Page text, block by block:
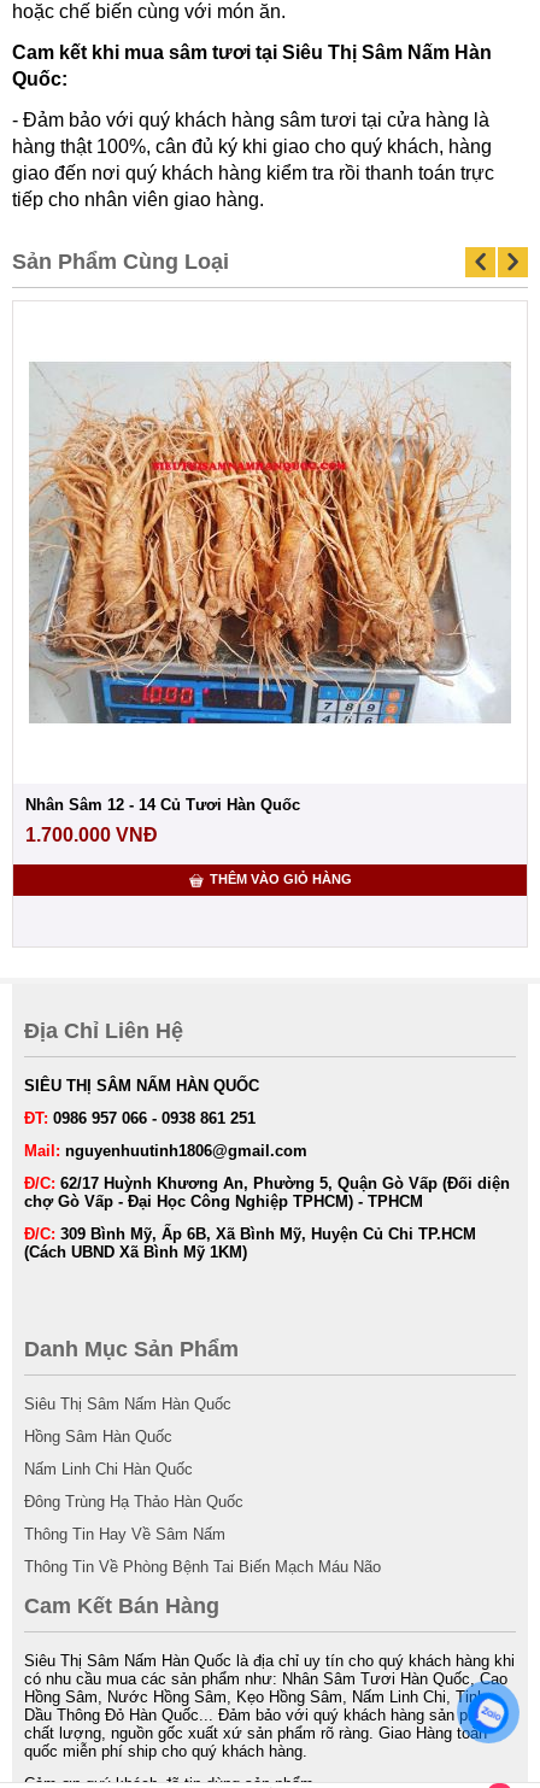
hoặc chế biến cùng với món ăn.
Cam kết khi mua sâm tươi tại Siêu Thị Sâm Nấm Hàn
Quốc:
- Đảm bảo với quý khách hàng sâm tươi tại cửa hàng là
hàng thật 100%, cân đủ ký khi giao cho quý khách, hàng
giao đến nơi quý khách hàng kiểm tra rồi thanh toán trực
tiếp cho nhân viên giao hàng.
Sản Phẩm Cùng Loại
Nhân Sâm 12 - 14 Củ Tươi Hàn Quốc
1.700.000 VNĐ
THÊM VÀO GIỎ HÀNG
Địa Chỉ Liên Hệ
SIÊU THỊ SÂM NẤM HÀN QUỐC
ĐT: 0986 957 066 - 0938 861 251
Mail: nguyenhuutinh1806@gmail.com
Đ/C: 62/17 Huỳnh Khương An, Phường 5, Quận Gò Vấp (Đối diện
chợ Gò Vấp - Đại Học Công Nghiệp TPHCM) - TPHCM
Đ/C: 309 Bình Mỹ, Ấp 6B, Xã Bình Mỹ, Huyện Củ Chi TP.HCM
(Cách UBND Xã Bình Mỹ 1KM)
Danh Mục Sản Phẩm
Siêu Thị Sâm Nấm Hàn Quốc
Hồng Sâm Hàn Quốc
Nấm Linh Chi Hàn Quốc
Đông Trùng Hạ Thảo Hàn Quốc
Thông Tin Hay Về Sâm Nấm
Thông Tin Về Phòng Bệnh Tai Biến Mạch Máu Não
Cam Kết Bán Hàng
Siêu Thị Sâm Nấm Hàn Quốc là địa chỉ uy tín cho quý khách hàng khi
có nhu cầu mua các sản phẩm như: Nhân Sâm Tươi Hàn Quốc, Cao
Hồng Sâm, Nước Hồng Sâm, Kẹo Hồng Sâm, Nấm Linh Chi, Tinh
Dầu Thông Đỏ Hàn Quốc... Đảm bảo với quý khách hàng sản phẩm
chất lượng, nguồn gốc xuất xứ sản phẩm rõ ràng. Giao Hàng toàn
quốc miễn phí ship cho quý khách hàng.
Cảm ơn quý khách đã tin dùng sản phẩm.